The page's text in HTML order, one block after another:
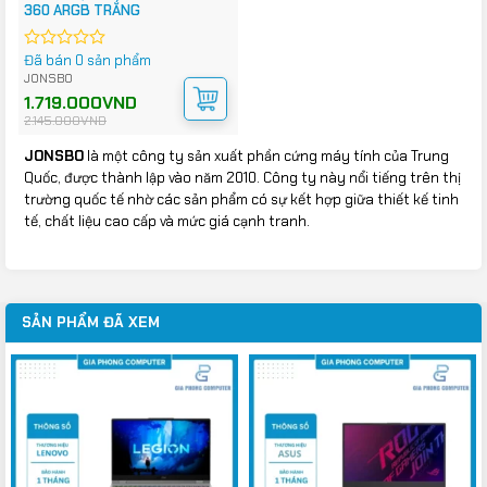
360 ARGB TRẮNG
Được
xếp
hạng
0
5
Đã bán 0 sản phẩm
JONSBO
2.145.000VND
Giá
gốc
là:
1.719.000VND
Giá
hiện
tại
1.719.000VND.
JONSBO là một công ty sản xuất phần cứng máy tính của Trung
Quốc, được thành lập vào năm 2010. Công ty này nổi tiếng trên thị
trường quốc tế nhờ các sản phẩm có sự kết hợp giữa thiết kế tinh
tế, chất liệu cao cấp và mức giá cạnh tranh.
SẢN PHẨM ĐÃ XEM